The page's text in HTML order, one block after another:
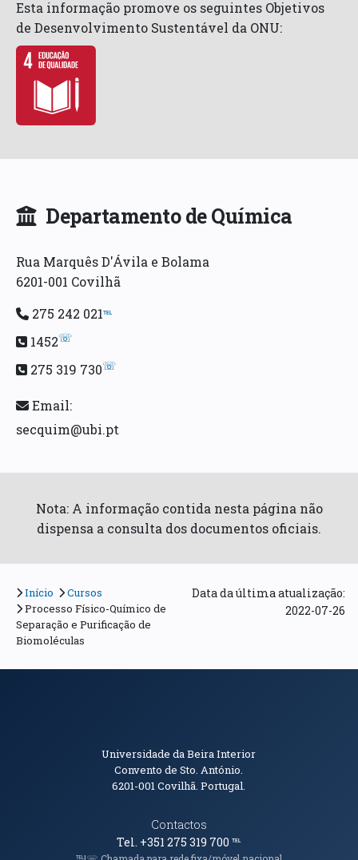
Esta informação promove os seguintes Objetivos
de Desenvolvimento Sustentável da ONU:
Departamento de Química
Rua Marquês D'Ávila e Bolama
6201-001 Covilhã
275 242 021℡
1452☏
275 319 730☏
Email:
secquim@ubi.pt
Nota: A informação contida nesta página não
dispensa a consulta dos documentos oficiais.
Início
Cursos
Processo Físico-Químico de
Separação e Purificação de
Biomoléculas
Data da última atualização:
2022-07-26
Informações de Contacto
Universidade da Beira Interior
Convento de Sto. António.
6201-001Covilhã. Portugal.
Contactos
Tel. +351 275 319 700℡